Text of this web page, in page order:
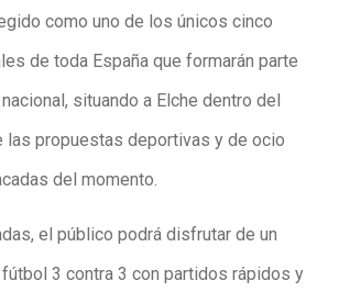
como uno de los únicos cinco
de toda España que formarán parte
situando a Elche dentro del
las propuestas deportivas y de ocio
del momento.
el público podrá disfrutar de un
3 contra 3 con partidos rápidos y